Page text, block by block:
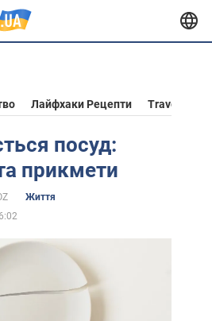
Лайфхаки Рецепти Travel
посуд:
прикмети
Життя